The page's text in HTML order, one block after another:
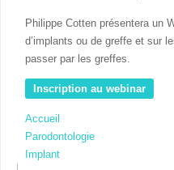
Philippe Cotten présentera un
d’implants ou de greffe et sur
passer par les greffes.
Inscription au webinar
Accueil
Parodontologie
Implant